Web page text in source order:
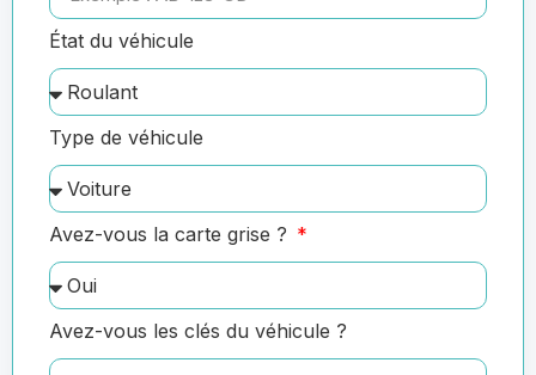
État du véhicule
Type de véhicule
Avez-vous la carte grise ?
Avez-vous les clés du véhicule ?